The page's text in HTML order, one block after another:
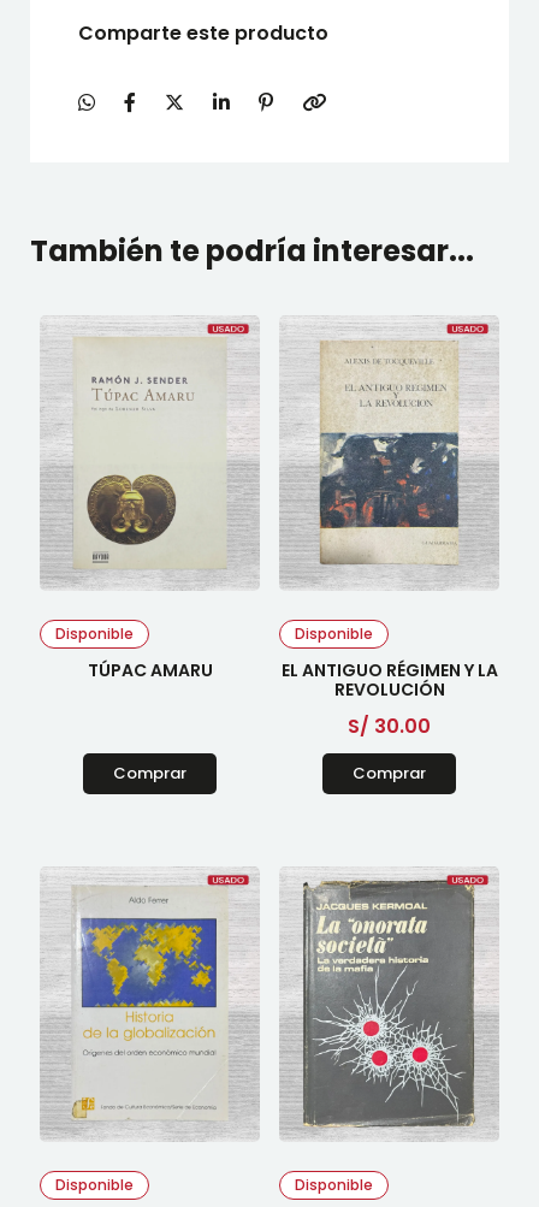
Comparte este producto
También te podría interesar...
Disponible
TÚPAC AMARU
Comprar
Disponible
EL ANTIGUO RÉGIMEN Y LA
REVOLUCIÓN
S/ 30.00
Comprar
Disponible Disponible